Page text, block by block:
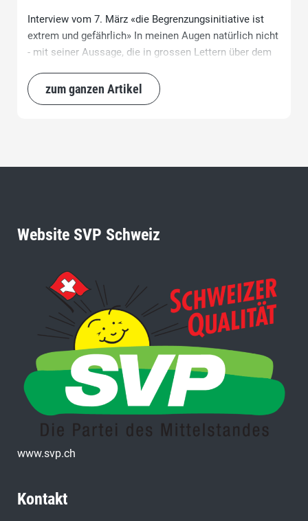
Interview vom 7. März «die Begrenzungsinitiative ist
extrem und gefährlich» In meinen Augen natürlich nicht
- mit seiner Aussage, die in grossen Lettern über dem
Angestellten weltweit muss er in erster Linie auf das
Wohlergehen seiner Firma schauen und da ist alles,
zum ganzen Artikel
Website SVP Schweiz
www.svp.ch
Kontakt